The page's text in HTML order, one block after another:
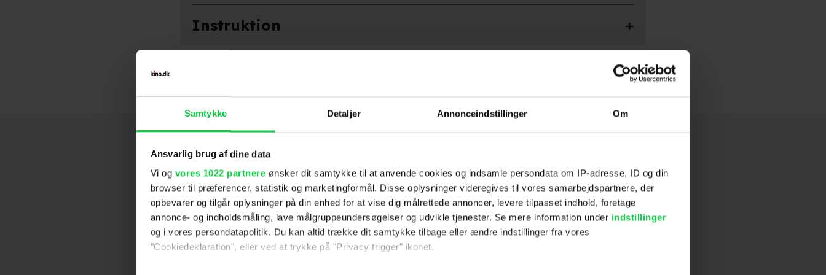
Samtykke Detaljer Annonceindstillinger Om
Ansvarlig brug af dine data
Vi og vores 1022 partnere ønsker dit samtykke til at anvende cookies og indsamle persondata om IP-adresse, ID og din
browser til præferencer, statistik og marketingformål. Disse oplysninger videregives til vores samarbejdspartnere, der
opbevarer og tilgår oplysninger på din enhed for at vise dig målrettede annoncer, levere tilpasset indhold, foretage
annonce- og indholdsmåling, lave målgruppeundersøgelser og udvikle tjenester. Se mere information under indstillinger
og i vores persondatapolitik. Du kan altid trække dit samtykke tilbage eller ændre indstillinger fra vores
"Cookiedeklaration", eller ved at trykke på "Privacy trigger" ikonet.
Instruktion
Ted 2
Ted
Hold dig opdateret
Send
Ved tilmelding accepterer jeg
samtidig Kino.dks
Markedsføringssamtykke